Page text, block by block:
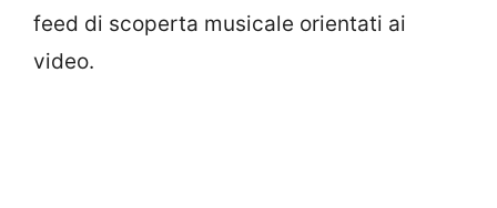
feed di scoperta musicale orientati ai
video.